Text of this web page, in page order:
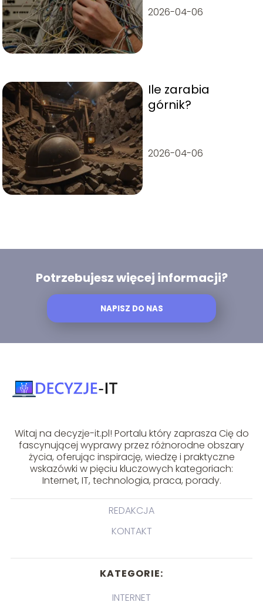
2026-04-06
Ile zarabia
górnik?
2026-04-06
Potrzebujesz więcej informacji?
NAPISZ DO NAS
Witaj na decyzje-it.pl! Portalu który zaprasza Cię do
fascynującej wyprawy przez różnorodne obszary
życia, oferując inspirację, wiedzę i praktyczne
wskazówki w pięciu kluczowych kategoriach:
Internet, IT, technologia, praca, porady.
REDAKCJA
KONTAKT
KATEGORIE:
INTERNET